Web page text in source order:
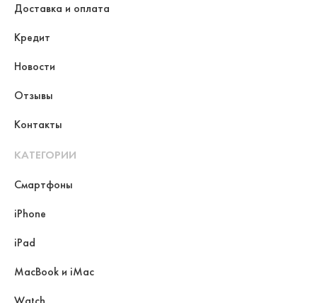
Доставка и оплата
Кредит
Новости
Отзывы
Контакты
КАТЕГОРИИ
Смартфоны
iPhone
iPad
MacBook и iMac